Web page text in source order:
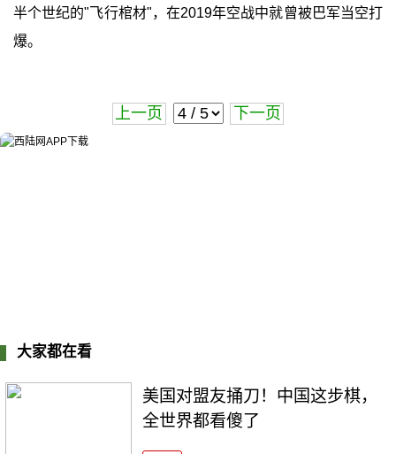
半个世纪的"飞行棺材"，在2019年空战中就曾被巴军当空打
爆。
上一页 下一页
大家都在看
美国对盟友捅刀！中国这步棋，
全世界都看傻了